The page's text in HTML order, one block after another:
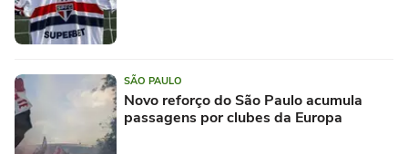
SÃO PAULO
Novo reforço do São Paulo acumula
passagens por clubes da Europa